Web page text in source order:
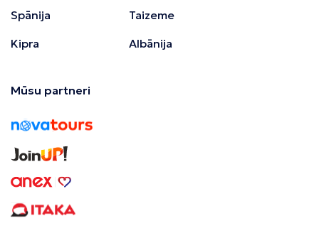
Spānija
Kipra
Taizeme
Albānija
Mūsu partneri